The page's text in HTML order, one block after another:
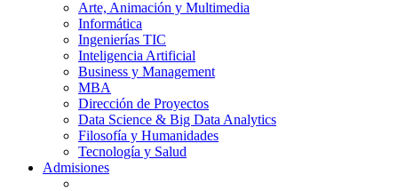
Arte, Animación y Multimedia
Informática
Ingenierías TIC
Inteligencia Artificial
Business y Management
MBA
Dirección de Proyectos
Data Science & Big Data Analytics
Filosofía y Humanidades
Tecnología y Salud
Admisiones